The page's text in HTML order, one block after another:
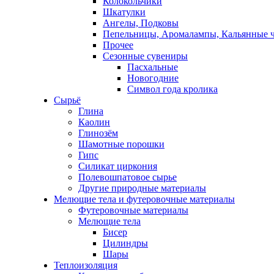
Шкатулки
Ангелы, Подковы
Пепельницы, Аромалампы, Кальянные
Прочее
Сезонные сувениры
Пасхальные
Новогодние
Символ года кролика
Сырьё
Глина
Каолин
Глинозём
Шамотные порошки
Гипс
Силикат циркония
Полевошпатовое сырье
Другие природные материалы
Мелющие тела и футеровочные материалы
Футеровочные материалы
Мелющие тела
Бисер
Цилиндры
Шары
Теплоизоляция